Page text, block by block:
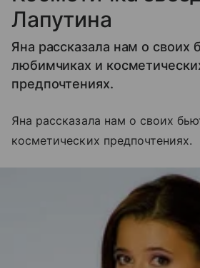
Лапутина
Яна рассказала нам о своих
любимчиках и
предпочтениях.
Яна рассказала нам о своих
косметических предпочтениях.